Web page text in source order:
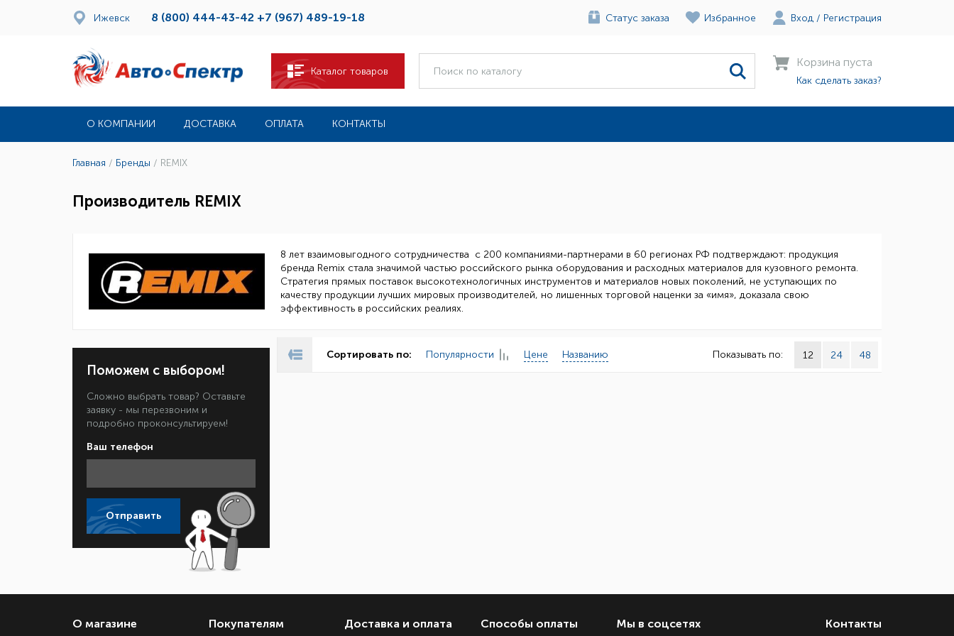
Ижевск 8 (800) 444-43-42 +7 (967) 489-19-18 Статус заказа Избранное Вход / Регистрация
Каталог товаров
Корзина пуста
Как сделать заказ?
О КОМПАНИИ ДОСТАВКА ОПЛАТА КОНТАКТЫ
Главная / Бренды / REMIX
Производитель REMIX
8 лет взаимовыгодного сотрудничества с 200 компаниями-партнерами в 60 регионах РФ подтверждают: продукция
бренда Remix стала значимой частью российского рынка оборудования и расходных материалов для кузовного ремонта.
Стратегия прямых поставок высокотехнологичных инструментов и материалов новых поколений, не уступающих по
качеству продукции лучших мировых производителей, но лишенных торговой наценки за «имя», доказала свою
эффективность в российских реалиях.
Поможем с выбором!
Сложно выбрать товар? Оставьте
заявку - мы перезвоним и
подробно проконсультируем!
Ваш телефон
Отправить
Сортировать по: Популярности Цене Названию Показывать по: 12 24 48
О магазине Покупателям Доставка и оплата Способы оплаты Мы в соцсетях Контакты